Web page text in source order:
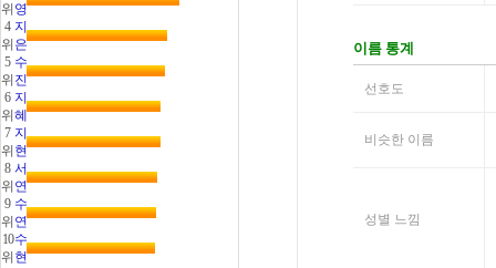
위 영
4
위
지
은
5
위
수
진
6
위
지
혜
7
위
지
현
8
위
서
연
9
위
수
연
10
위
수
현